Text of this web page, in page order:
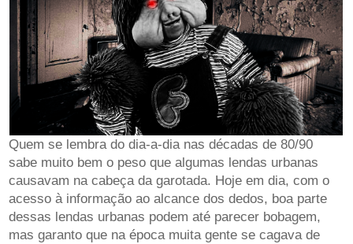
Quem se lembra do dia-a-dia nas décadas de 80/90
sabe muito bem o peso que algumas lendas urbanas
causavam na cabeça da garotada. Hoje em dia, com o
acesso à informação ao alcance dos dedos, boa parte
dessas lendas urbanas podem até parecer bobagem,
mas garanto que na época muita gente se cagava de